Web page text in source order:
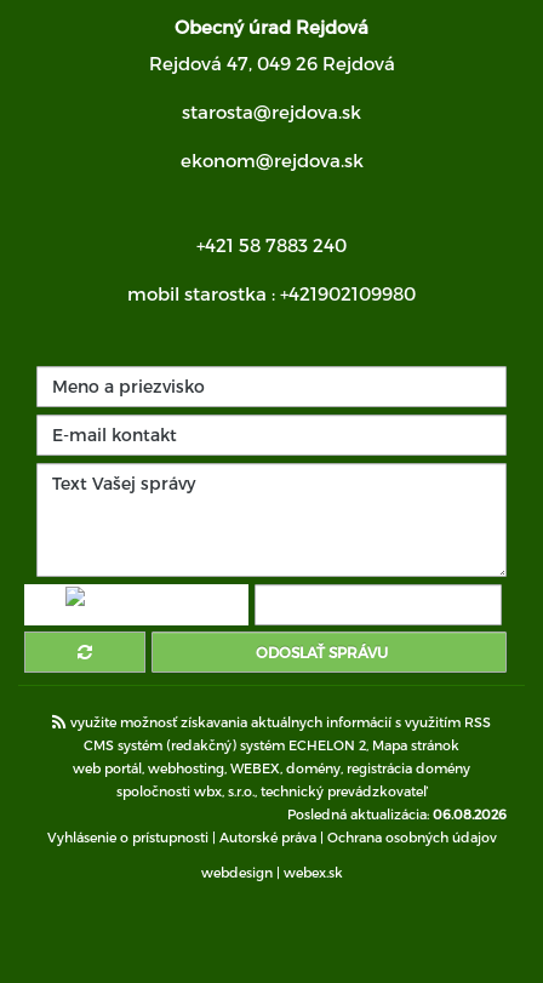
Obecný úrad Rejdová
Rejdová 47, 049 26 Rejdová
starosta@rejdova.sk
ekonom@rejdova.sk
+421 58 7883 240
mobil starostka : +421902109980
ODOSLAŤ SPRÁVU
využite možnosť získavania aktuálnych informácií s využitím RSS
CMS systém (redakčný) systém ECHELON 2, Mapa stránok
web portál webhosting WEBEX domény registrácia domény
spoločnosti wbx, s.r.o., technický prevádzkovateľ
Posledná aktualizácia: 06.08.2026
Vyhlásenie o prístupnosti| Autorské práva| Ochrana osobných údajov
webdesign| webex.sk